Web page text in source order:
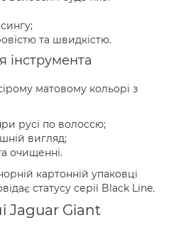
та швидкістю.
інструмента
матовому кольорі з
русі по волоссю;
вигляд;
очищенні.
картонній упаковці
статусу серії Black Line.
Jaguar Giant